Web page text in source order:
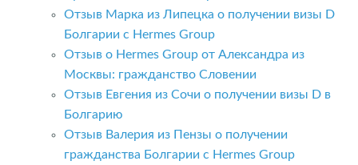
Отзыв Марка из Липецка о получении визы D
Болгарии с Hermes Group
Отзыв о Hermes Group от Александра из
Москвы: гражданство Словении
Отзыв Евгения из Сочи о получении визы D в
Болгарию
Отзыв Валерия из Пензы о получении
гражданства Болгарии с Hermes Group